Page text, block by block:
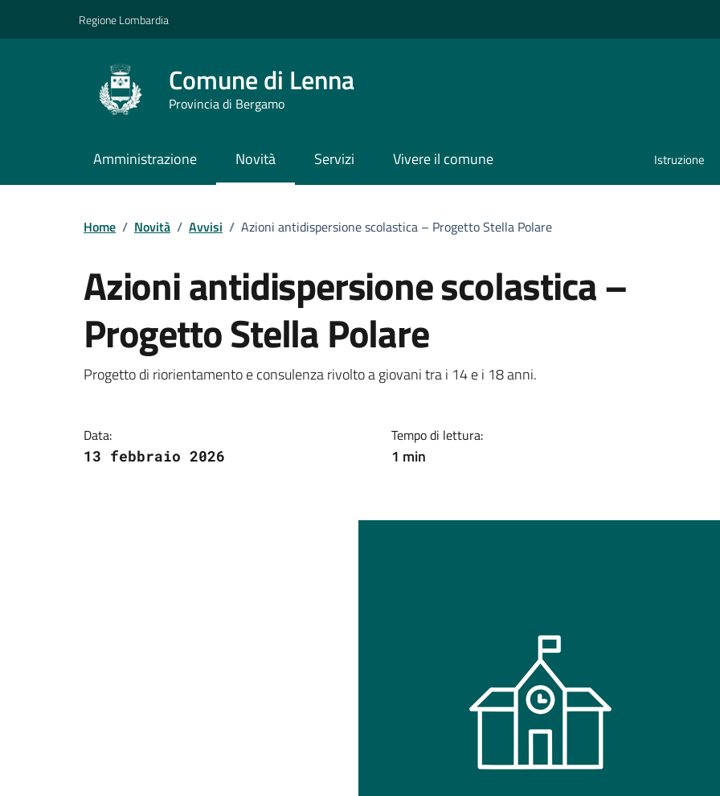
Regione Lombardia
Comune di Lenna
Provincia di Bergamo
Amministrazione Novità Servizi Vivere il comune Istruzione
Home / Novità / Avvisi / Azioni antidispersione scolastica – Progetto Stella Polare
Azioni antidispersione scolastica –
Progetto Stella Polare
Dettagli della notizia
Progetto di riorientamento e consulenza rivolto a giovani tra i 14 e i 18 anni.
Data:
13 febbraio 2026
Tempo di lettura:
1 min